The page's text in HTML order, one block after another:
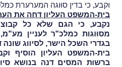
וקבע, כי בדין סוּוגה המערערת
בית-המשפט העליון דחה את
נקבע, כי הגם שלא כל
מסוּוגות כמלכ"ר לעניין
בגדרי השכל הישר, לסיווג
בית-המשפט העליון הוסיף
ברשות המסים דנה בנושא